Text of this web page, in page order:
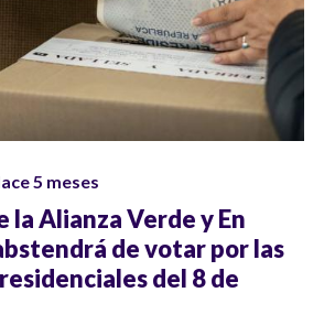
5 meses
la Alianza Verde y En
de votar por las
del 8 de